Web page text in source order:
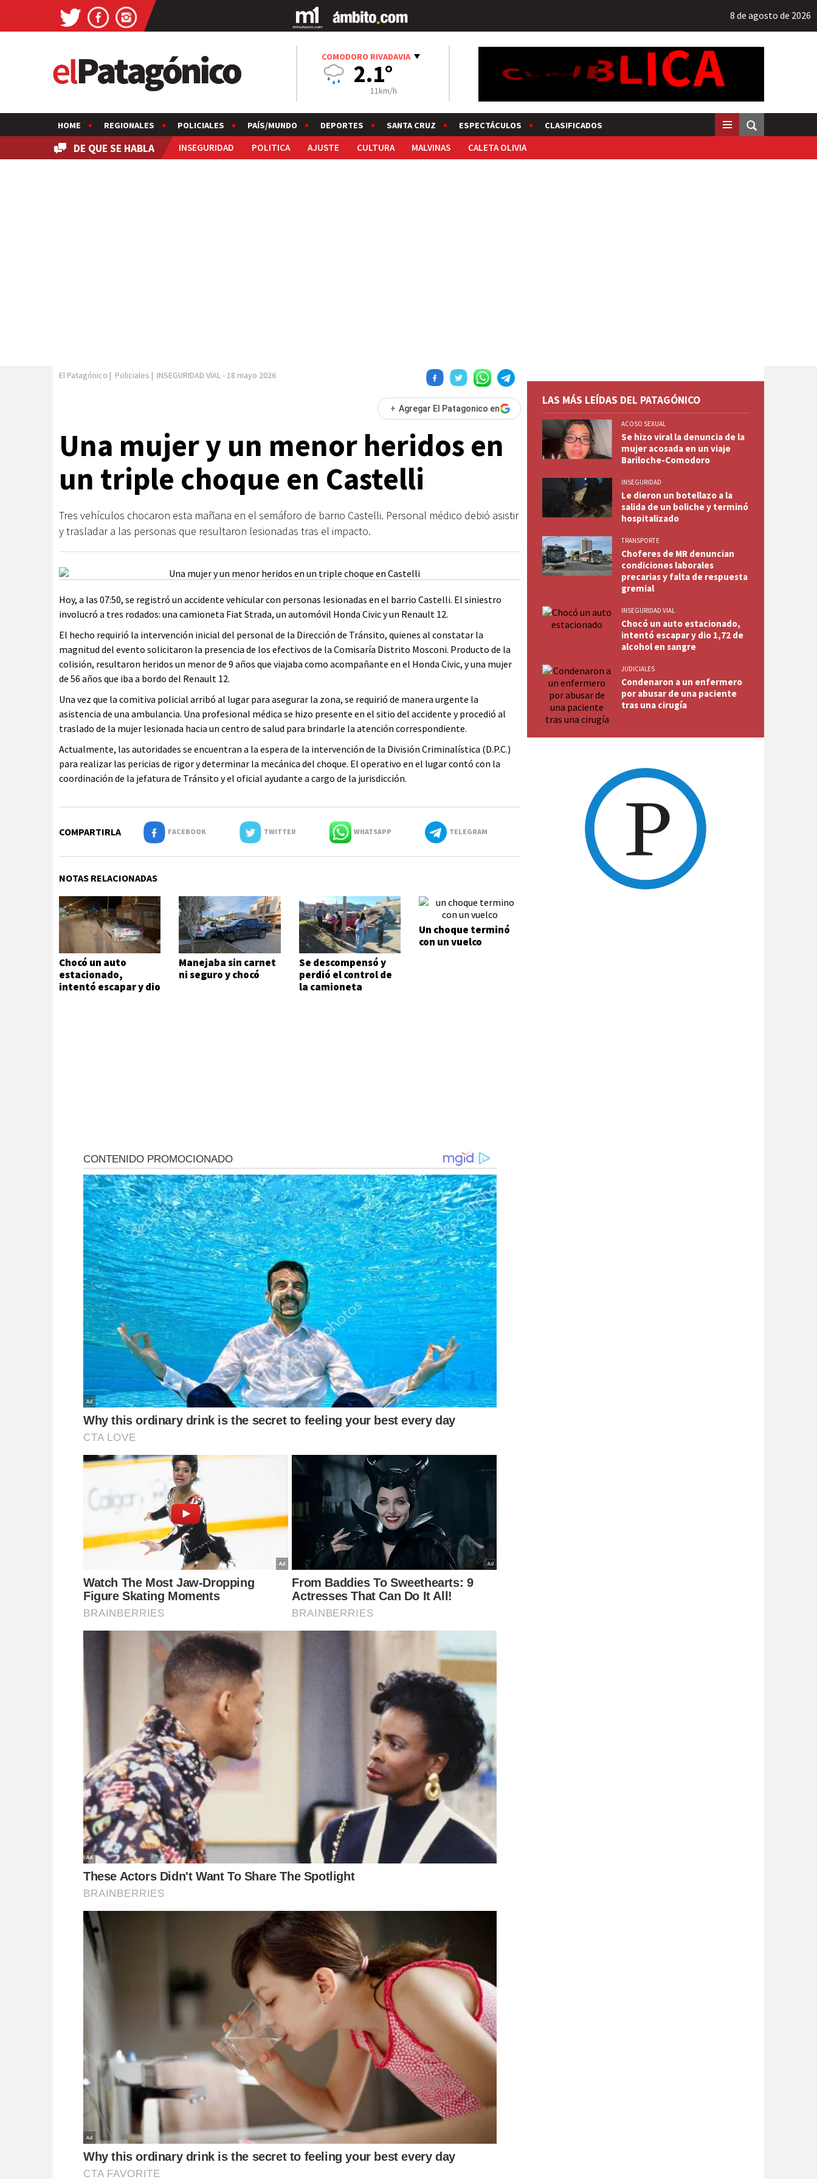
8 de agosto de 2026
COMODORO RIVADAVIA
2.1°
11km/h
HOME REGIONALES POLICIALES PAÍS/MUNDO DEPORTES SANTA CRUZ ESPECTÁCULOS CLASIFICADOS
DE QUE SE HABLA INSEGURIDAD POLITICA AJUSTE CULTURA MALVINAS CALETA OLIVIA
El Patagónico | Policiales | INSEGURIDAD VIAL- 18 mayo 2026
+ Agregar El Patagonico en
Una mujer y un menor heridos en
un triple choque en Castelli
Tres vehículos chocaron esta mañana en el semáforo de barrio Castelli. Personal médico debió asistir
y trasladar a las personas que resultaron lesionadas tras el impacto.
Hoy, a las 07:50, se registró un accidente vehicular con personas lesionadas en el barrio Castelli. El siniestro
involucró a tres rodados: una camioneta Fiat Strada, un automóvil Honda Civic y un Renault 12.
El hecho requirió la intervención inicial del personal de la Dirección de Tránsito, quienes al constatar la
magnitud del evento solicitaron la presencia de los efectivos de la Comisaría Distrito Mosconi. Producto de la
colisión, resultaron heridos un menor de 9 años que viajaba como acompañante en el Honda Civic, y una mujer
de 56 años que iba a bordo del Renault 12.
Una vez que la comitiva policial arribó al lugar para asegurar la zona, se requirió de manera urgente la
asistencia de una ambulancia. Una profesional médica se hizo presente en el sitio del accidente y procedió al
traslado de la mujer lesionada hacia un centro de salud para brindarle la atención correspondiente.
Actualmente, las autoridades se encuentran a la espera de la intervención de la División Criminalística (D.P.C.)
para realizar las pericias de rigor y determinar la mecánica del choque. El operativo en el lugar contó con la
coordinación de la jefatura de Tránsito y el oficial ayudante a cargo de la jurisdicción.
COMPARTIRLA FACEBOOK TWITTER WHATSAPP TELEGRAM
NOTAS RELACIONADAS
Chocó un auto
estacionado,
intentó escapar y dio
Manejaba sin carnet
ni seguro y chocó
Se descompensó y
perdió el control de
la camioneta
Un choque terminó
con un vuelco
LAS MÁS LEÍDAS DEL PATAGÓNICO
ACOSO SEXUAL
Se hizo viral la denuncia de la
mujer acosada en un viaje
Bariloche-Comodoro
INSEGURIDAD
Le dieron un botellazo a la
salida de un boliche y terminó
hospitalizado
TRANSPORTE
Choferes de MR denuncian
condiciones laborales
precarias y falta de respuesta
gremial
INSEGURIDAD VIAL
Chocó un auto estacionado,
intentó escapar y dio 1,72 de
alcohol en sangre
JUDICIALES
Condenaron a un enfermero
por abusar de una paciente
tras una cirugía